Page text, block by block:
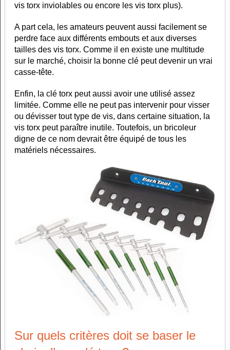
vis torx inviolables ou encore les vis torx plus).
A part cela, les amateurs peuvent aussi facilement se
perdre face aux différents embouts et aux diverses
tailles des vis torx. Comme il en existe une multitude
sur le marché, choisir la bonne clé peut devenir un vrai
casse-tête.
Enfin, la clé torx peut aussi avoir une utilisé assez
limitée. Comme elle ne peut pas intervenir pour visser
ou dévisser tout type de vis, dans certaine situation, la
vis torx peut paraître inutile. Toutefois, un bricoleur
digne de ce nom devrait être équipé de tous les
matériels nécessaires.
Sur quels critères doit se baser le